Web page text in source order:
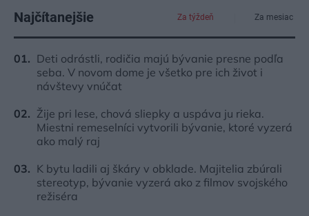
Najčítanejšie Za týždeň Za mesiac
Deti odrástli, rodičia majú bývanie presne podľa
seba. V novom dome je všetko pre ich život i
návštevy vnúčat
Žije pri lese, chová sliepky a uspáva ju rieka.
Miestni remeselníci vytvorili bývanie, ktoré vyzerá
ako malý raj
K bytu ladili aj škáry v obklade. Majitelia zbúrali
stereotyp, bývanie vyzerá ako z filmov svojského
režiséra